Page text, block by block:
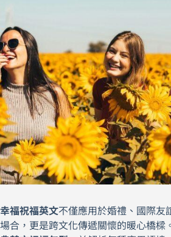
幸福祝福英文不僅應用於婚禮、國際友
場合，更是跨文化傳遞關懷的暖心橋樑